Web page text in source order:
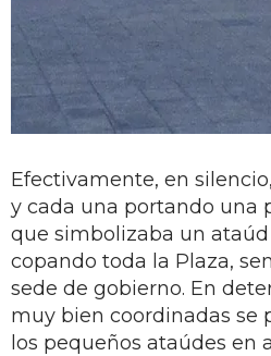
Efectivamente, en
y cada una portando una
que simbolizaba un
copando toda la Plaza,
sede de gobierno. En
muy bien coordinadas se
los pequeños ataúdes en